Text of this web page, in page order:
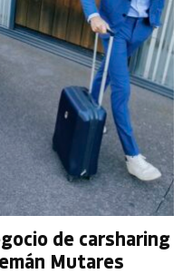
de carsharing
Mutares